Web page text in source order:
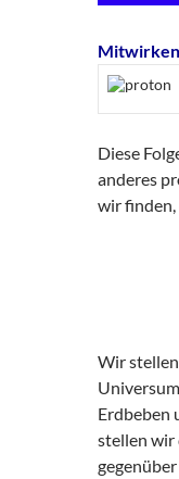
Diese
anderes
wir
Wir
Erdbeben
stellen wir